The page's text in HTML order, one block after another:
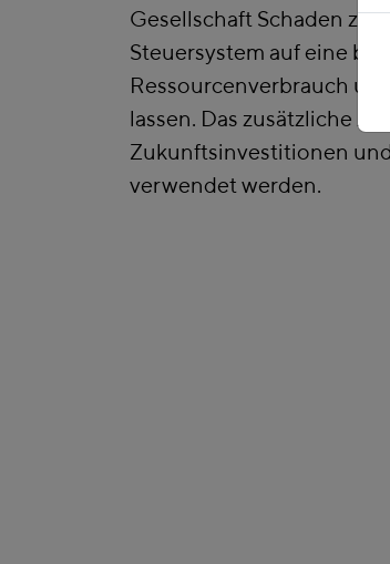
Gesellschaft Schaden
Steuersystem auf eine
Ressourcenverbrauch
lassen. Das zusätzliche
Zukunftsinvestitionen
verwendet werden.